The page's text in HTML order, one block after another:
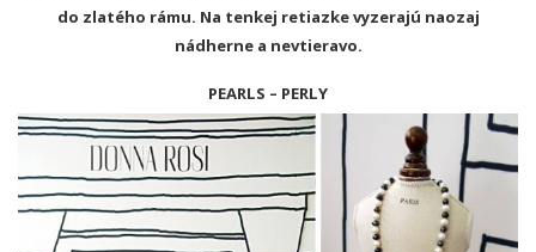
do zlatého rámu. Na tenkej retiazke vyzerajú naozaj
nádherne a nevtieravo.
PEARLS – PERLY